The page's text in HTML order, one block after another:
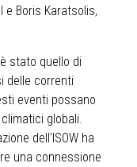
e Boris Karatsolis,
stato quello di
delle correnti
eventi possano
globali.
dell'ISOW ha
una connessione